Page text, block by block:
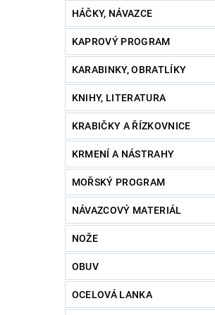
HÁČKY, NÁVAZCE
KAPROVÝ PROGRAM
KARABINKY, OBRATLÍKY
KNIHY, LITERATURA
KRABIČKY A ŘÍZKOVNICE
KRMENÍ A NÁSTRAHY
MOŘSKÝ PROGRAM
NÁVAZCOVÝ MATERIÁL
NOŽE
OBUV
OCELOVÁ LANKA